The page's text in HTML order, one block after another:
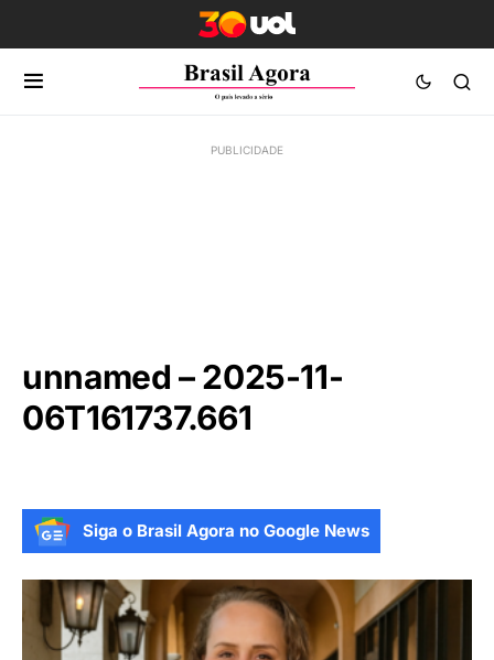
unnamed – 2025-11-
06T161737.661
Siga o Brasil Agora no Google News